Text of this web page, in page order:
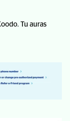
Tu auras